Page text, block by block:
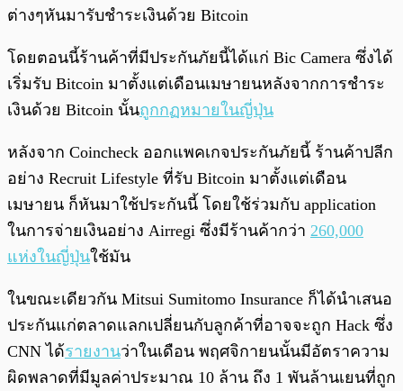
ต่างๆหันมารับชำระเงินด้วย Bitcoin
โดยตอนนี้ร้านค้าที่มีประกันภัยนี้ได้แก่ Bic Camera ซึ่งได้
เริ่มรับ Bitcoin มาตั้งแต่เดือนเมษายนหลังจากการชำระ
เงินด้วย Bitcoin นั้นถูกกฏหมายในญี่ปุ่น
หลังจาก Coincheck ออกแพคเกจประกันภัยนี้ ร้านค้าปลีก
อย่าง Recruit Lifestyle ที่รับ Bitcoin มาตั้งแต่เดือน
เมษายน ก็หันมาใช้ประกันนี้ โดยใช้ร่วมกับ application
ในการจ่ายเงินอย่าง Airregi ซึ่งมีร้านค้ากว่า 260,000
แห่งในญี่ปุ่นใช้มัน
ในขณะเดียวกัน Mitsui Sumitomo Insurance ก็ได้นำเสนอ
ประกันแก่ตลาดแลกเปลี่ยนกับลูกค้าที่อาจจะถูก Hack ซึ่ง
CNN ได้รายงานว่าในเดือน พฤศจิกายนนั้นมีอัตราความ
ผิดพลาดที่มีมูลค่าประมาณ 10 ล้าน ถึง 1 พันล้านเยนที่ถูก